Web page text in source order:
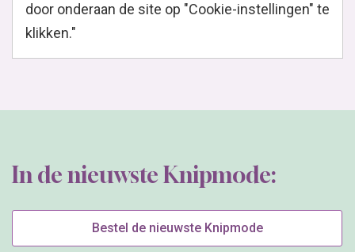
door onderaan de site op "Cookie-instellingen" te
klikken."
In de nieuwste Knipmode:
Bestel de nieuwste Knipmode